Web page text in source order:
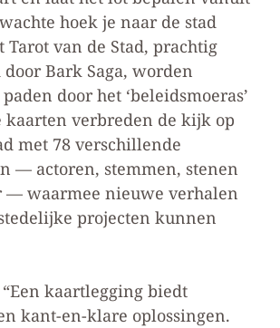
hoek je naar de stad
van de Stad, prachtig
Bark Saga, worden
door het ‘beleidsmoeras’
kaarten verbreden de kijk op
met 78 verschillende
— actoren, stemmen, stenen
— waarmee nieuwe verhalen
projecten kunnen
kaartlegging biedt
kant-en-klare oplossingen.